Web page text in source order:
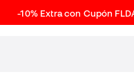
-10% Extra con Cupón